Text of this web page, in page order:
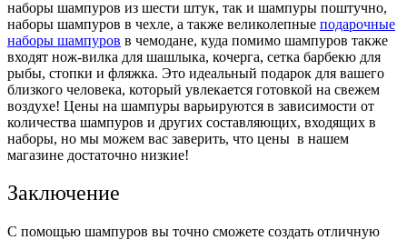
наборы шампуров из шести штук, так и шампуры поштучно,
наборы шампуров в чехле, а также великолепные подарочные
наборы шампуров в чемодане, куда помимо шампуров также
входят нож-вилка для шашлыка, кочерга, сетка барбекю для
рыбы, стопки и фляжка. Это идеальный подарок для вашего
близкого человека, который увлекается готовкой на свежем
воздухе! Цены на шампуры варьируются в зависимости от
количества шампуров и других составляющих, входящих в
наборы, но мы можем вас заверить, что цены в нашем
магазине достаточно низкие!
Заключение
С помощью шампуров вы точно сможете создать отличную